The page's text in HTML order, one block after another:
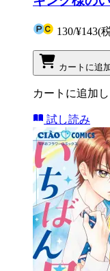
130/¥143(
カートに追
カートに追加
試し読み